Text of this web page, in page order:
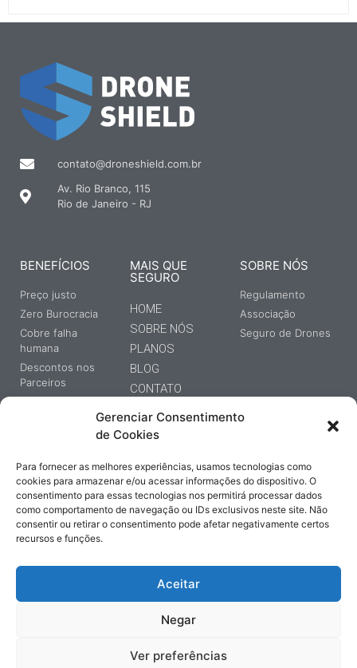
Gerenciar Consentimento
de Cookies
Para fornecer as melhores experiências, usamos tecnologias como
cookies para armazenar e/ou acessar informações do dispositivo. O
consentimento para essas tecnologias nos permitirá processar dados
como comportamento de navegação ou IDs exclusivos neste site. Não
consentir ou retirar o consentimento pode afetar negativamente certos
recursos e funções.
Aceitar
Negar
Ver preferências
contato@droneshield.com.br
Av. Rio Branco, 115
Rio de Janeiro - RJ
BENEFÍCIOS
Preço justo
Zero Burocracia
Cobre falha
humana
Descontos nos
Parceiros
MAIS QUE
SEGURO
HOME
SOBRE NÓS
PLANOS
BLOG
CONTATO
SOBRE NÓS
Regulamento
Associação
Seguro de Drones
INSCREVA-SE E RECEBA NOVIDADES